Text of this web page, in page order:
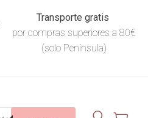
Transporte gratis
por compras superiores a 80€
(solo Península)